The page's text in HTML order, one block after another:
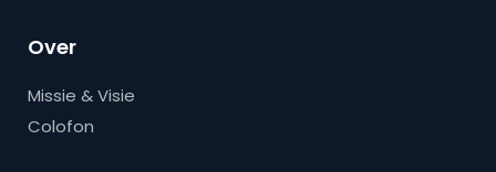
Over
Missie & Visie
Colofon